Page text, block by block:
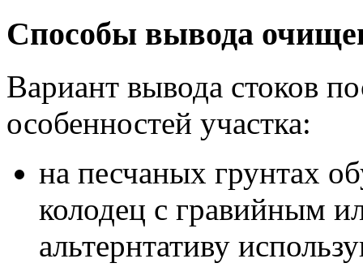
Способы вывода
Вариант вывода стоков
особенностей участка:
на песчаных грунтах
колодец с гравийным
альтернтативу